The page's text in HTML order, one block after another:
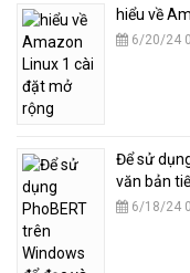
hiểu về
6/20/24
​Để sử
văn bản
6/18/24